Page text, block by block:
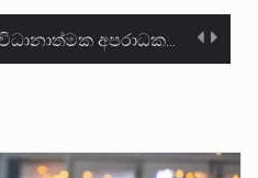
සංවිධානාත්මක අපරාධකරුවකු වන ලොකු පැටිගේ ප්‍රධාන වෙඩික්කරු බවට සැක කරන ගිං ගඟේ ගිල්වා මරා දමා…